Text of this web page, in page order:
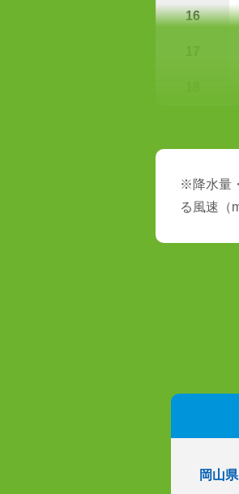
16
※降水量
る風速（
岡山